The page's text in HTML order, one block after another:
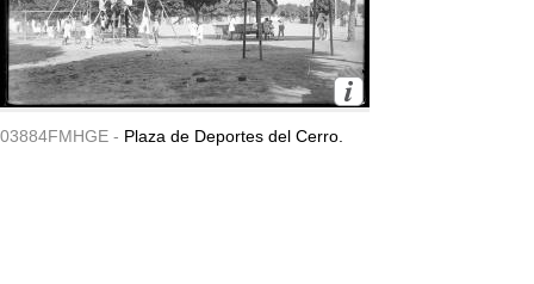
03884FMHGE - Plaza de Deportes del Cerro.